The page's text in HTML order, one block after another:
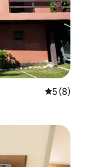
Note
5 (8)